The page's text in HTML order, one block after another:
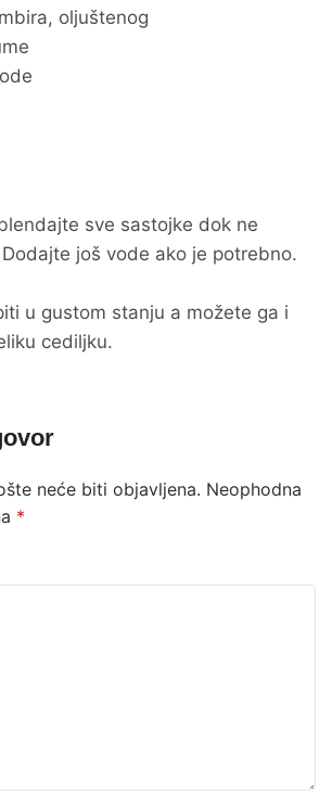
oljuštenog
sve sastojke dok ne
još vode ako je potrebno.
u gustom stanju a možete ga i
cediljku.
neće biti objavljena. Neophodna
*